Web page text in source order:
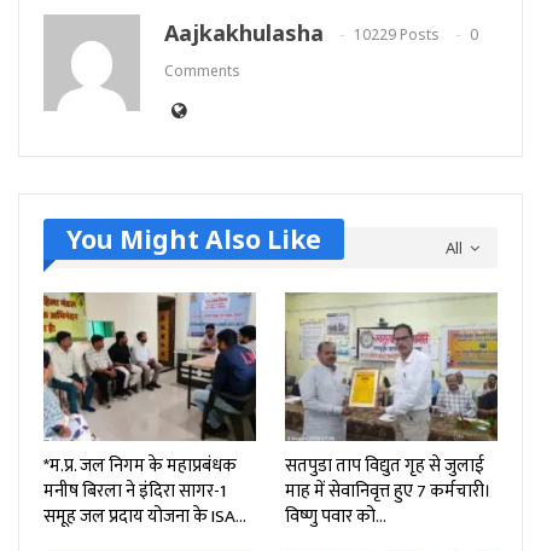
Aajkakhulasha 10229 Posts
0
Comments
All
You Might Also Like
*म.प्र. जल निगम के महाप्रबंधक
मनीष बिरला ने इंदिरा सागर-1
समूह जल प्रदाय योजना के ISA…
सतपुडा ताप विद्युत गृह से जुलाई
माह में सेवानिवृत्त हुए 7 कर्मचारी।
विष्णु पवार को…